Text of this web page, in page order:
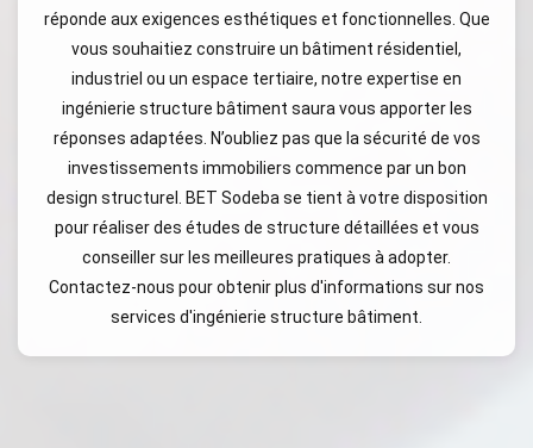
réponde aux exigences esthétiques et fonctionnelles. Que
vous souhaitiez construire un bâtiment résidentiel,
industriel ou un espace tertiaire, notre expertise en
ingénierie structure bâtiment saura vous apporter les
réponses adaptées. N’oubliez pas que la sécurité de vos
investissements immobiliers commence par un bon
design structurel. BET Sodeba se tient à votre disposition
pour réaliser des études de structure détaillées et vous
conseiller sur les meilleures pratiques à adopter.
Contactez-nous pour obtenir plus d'informations sur nos
services d'ingénierie structure bâtiment.